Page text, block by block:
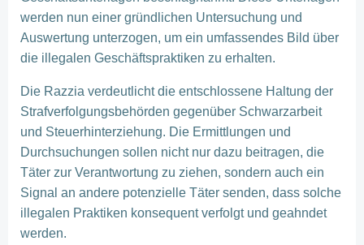
werden nun einer gründlichen Untersuchung und
Auswertung unterzogen, um ein umfassendes Bild über
die illegalen Geschäftspraktiken zu erhalten.
Die Razzia verdeutlicht die entschlossene Haltung der
Strafverfolgungsbehörden gegenüber Schwarzarbeit
und Steuerhinterziehung. Die Ermittlungen und
Durchsuchungen sollen nicht nur dazu beitragen, die
Täter zur Verantwortung zu ziehen, sondern auch ein
Signal an andere potenzielle Täter senden, dass solche
illegalen Praktiken konsequent verfolgt und geahndet
werden.